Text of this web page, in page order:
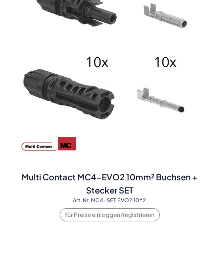
Multi Contact MC4-EVO2 10mm² Buchsen +
Stecker SET
Art. Nr. MC4-SET EVO2 10^2
für Preise einloggen/registrieren